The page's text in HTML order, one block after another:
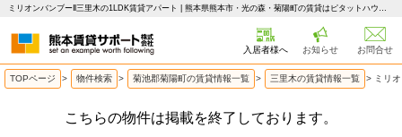
ミリオンバンブーⅡ三里木の1LDK賃貸アパート | 熊本県熊本市・光の森・菊陽町の賃貸はピタットハウス 熊本賃貸サポート
入居者様へ お知らせ お問合せ
TOPページ > 物件検索 > 菊池郡菊陽町の賃貸情報一覧 > 三里木の賃貸情報一覧 > ミリ
こちらの物件は掲載を終了しております。